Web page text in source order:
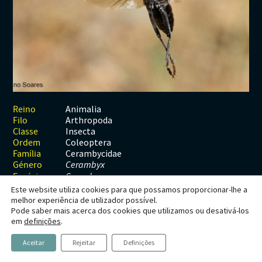
Reino
Animalia
Filo
Arthropoda
Classe
Insecta
Ordem
Coleoptera
Família
Cerambycidae
Género
Cerambyx
Espécie C. cerdo
Cerambyx cerdo
Este website utiliza cookies para que possamos proporcionar-lhe a
melhor experiência de utilizador possível.
Pode saber mais acerca dos cookies que utilizamos ou desativá-los
em definições.
Aceitar Rejeitar Definições
ContactosArtrópodes
Cnidários
Cordados
Tunicados
Equinodermes
Angiospérmicas
Briófitas
Gimnospérmicas
Pteridófitas
Fungos
Ascomicetes
Basidiomicetes
Anelídeos
Artrópodes
Braquiópodes
Cnidários
Peixes
Répteis
Plantas
Gimnospérmicas
Pteridófitas
Chromista
Glossário
Revista Naturae digital
Financiamento